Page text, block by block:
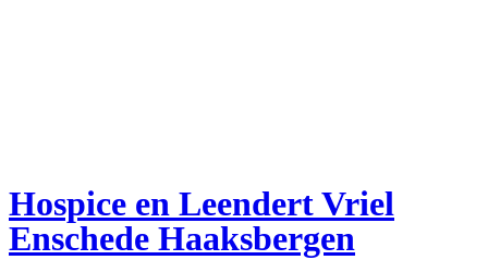
Hospice en Leendert Vriel
Enschede Haaksbergen